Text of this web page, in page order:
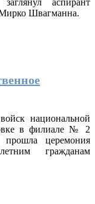
Мирко Швагманна.
национальной
в филиале № 2
прошла церемония
гражданам